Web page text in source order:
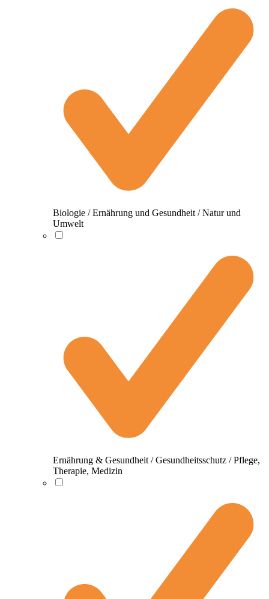
Biologie / Ernährung und Gesundheit / Natur und
Umwelt
Ernährung & Gesundheit / Gesundheitsschutz / Pflege,
Therapie, Medizin